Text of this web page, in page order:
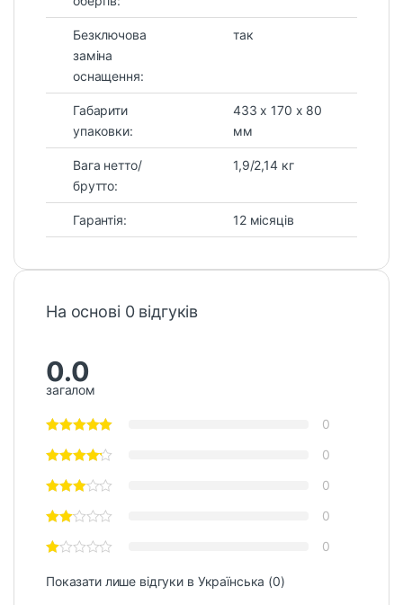
Безключова
заміна
оснащення:
так
Габарити
упаковки:
433 х 170 х 80
мм
Вага нетто/
брутто:
1,9/2,14 кг
Гарантія: 12 місяців
На основі 0 відгуків
0.0
загалом
0
0
0
0
0
Показати лише відгуки в Українська (0)